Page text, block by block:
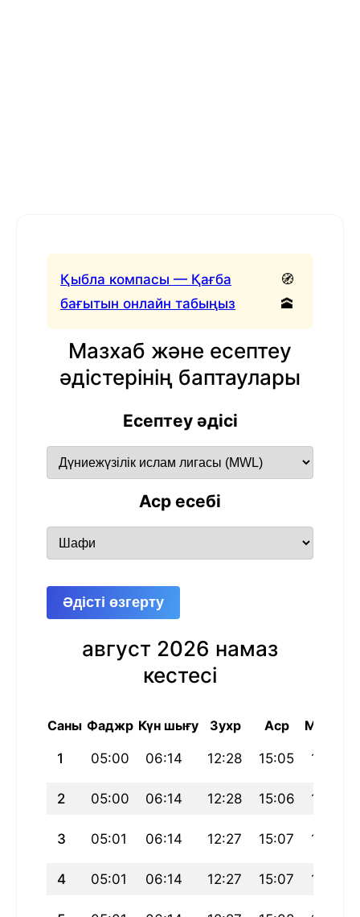
Қыбла компасы — Қағба
бағытын онлайн табыңыз
🧭
🕋
Мазхаб және есептеу
әдістерінің баптаулары
Есептеу әдісі
Аср есебі
Әдісті өзгерту
август 2026 намаз
кестесі
Саны Фаджр Күн шығу Зухр Аср Магриб
1 05:00 06:14 12:28 15:05 18:41
2 05:00 06:14 12:28 15:06 18:41
3 05:01 06:14 12:27 15:07 18:41
4 05:01 06:14 12:27 15:07 18:41